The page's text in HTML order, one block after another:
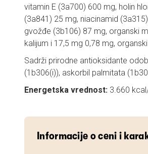
vitamin E (3a700) 600 mg, holin
(3a841) 25 mg, niacinamid
gvožđe (3b106) 87 mg, organski
kalijum i 17,5 mg 0,78 mg,
Sadrži prirodne antioksidante
(1b306(i)), askorbil palmitata
Energetska vrednost: 3.660
Informacije o ceni i